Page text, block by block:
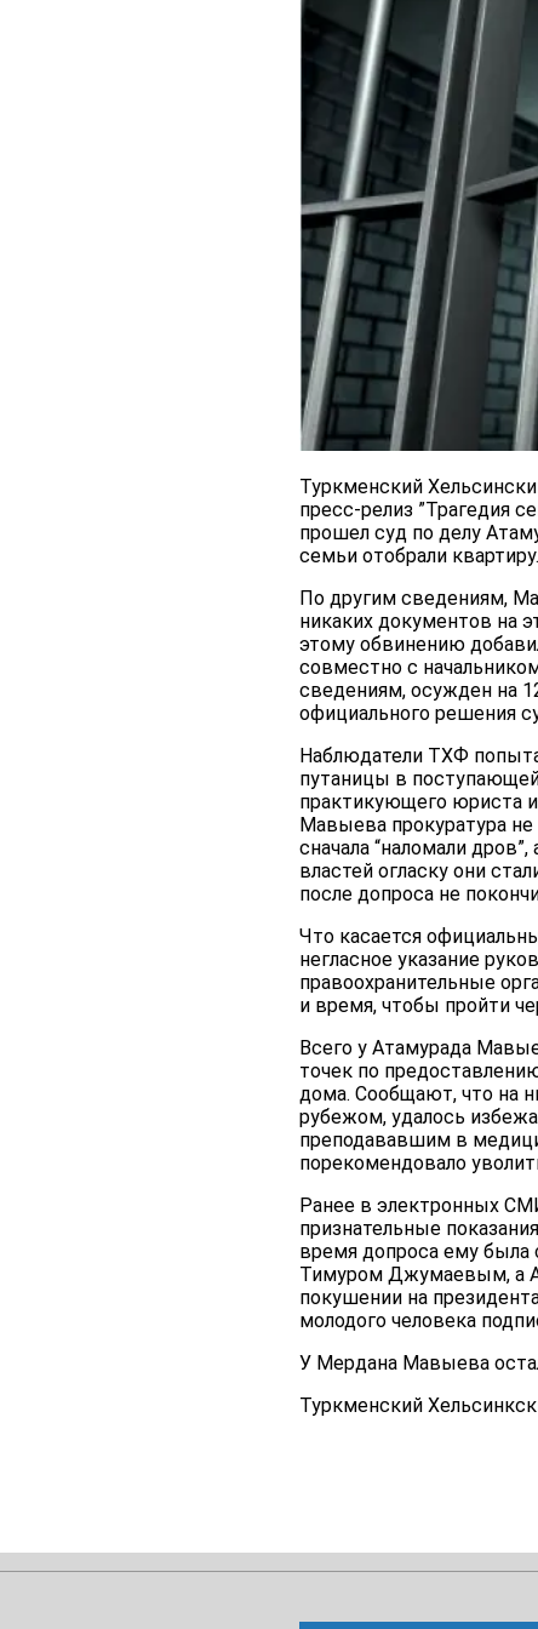
Туркменский
пресс-релиз ”Трагедия
прошел суд по делу
семьи отобрали квартиру.
По другим сведениям,
никаких документов на
этому обвинению
совместно с
сведениям, осужден на
официального решения
Наблюдатели ТХФ
путаницы в
практикующего юриста
Мавыева прокуратура не
сначала “наломали
властей огласку они
после допроса не
Что касается
негласное указание
правоохранительные
и время, чтобы пройти
Всего у Атамурада
точек по
дома. Сообщают, что на
рубежом, удалось
преподававшим в
порекомендовало
Ранее в электронных
признательные
время допроса ему была
Тимуром Джумаевым, а
покушении на
молодого человека
У Мердана Мавыева
Туркменский